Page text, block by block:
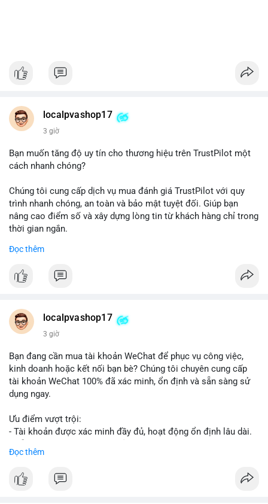
localpvashop17
3 giờ
Bạn muốn tăng độ uy tín cho thương hiệu trên TrustPilot một
cách nhanh chóng?
Chúng tôi cung cấp dịch vụ mua đánh giá TrustPilot với quy
trình nhanh chóng, an toàn và bảo mật tuyệt đối. Giúp bạn
nâng cao điểm số và xây dựng lòng tin từ khách hàng chỉ trong
thời gian ngắn.
Đặt hàng ngay hôm nay để nhận ưu đãi:
👉 Order tại: localpvashop
👉 Telegram: @localpvashop
👉 Email: localpvashop@gmail.com
Đừng bỏ lỡ cơ hội cải thiện danh tiếng trực tuyến của bạn một
cách hiệu quả!
Đọc thêm
localpvashop17
3 giờ
Bạn đang cần mua tài khoản WeChat để phục vụ công việc,
kinh doanh hoặc kết nối bạn bè? Chúng tôi chuyên cung cấp
tài khoản WeChat 100% đã xác minh, ổn định và sẵn sàng sử
dụng ngay.
Ưu điểm vượt trội:
- Tài khoản được xác minh đầy đủ, hoạt động ổn định lâu dài.
- Giao dịch an toàn, bảo mật thông tin.
Đặt hàng ngay hôm nay để nhận ưu đãi tốt nhất!
Đọc thêm